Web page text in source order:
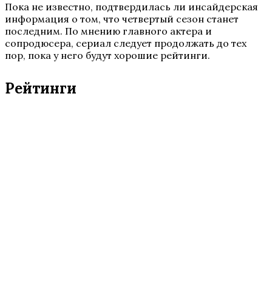
Пока не известно, подтвердилась ли инсайдерская
информация о том, что четвертый сезон станет
последним. По мнению главного актера и
сопродюсера, сериал следует продолжать до тех
пор, пока у него будут хорошие рейтинги.
Рейтинги